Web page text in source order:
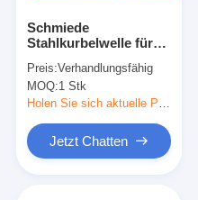
Schmiede
Stahlkurbelwelle für
OM366 Dieselmotor -
brandneues OEM
3660311301
Preis:Verhandlungsfähig
MOQ:1 Stk
Jetzt Chatten